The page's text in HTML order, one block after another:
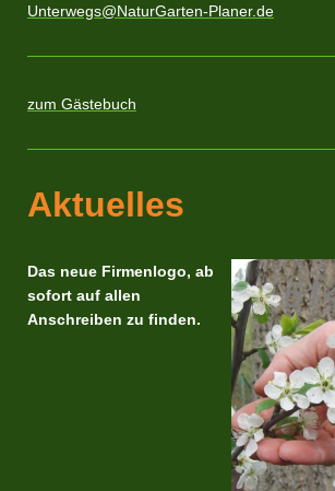
Unterwegs@NaturGarten-Planer.de
zum Gästebuch
Aktuelles
Das neue Firmenlogo, ab
sofort auf allen
Anschreiben zu finden.